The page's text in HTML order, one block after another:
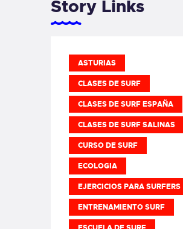
Story Links
ASTURIAS
CLASES DE SURF
CLASES DE SURF ESPAÑA
CLASES DE SURF SALINAS
CURSO DE SURF
ECOLOGIA
EJERCICIOS PARA SURFERS
ENTRENAMIENTO SURF